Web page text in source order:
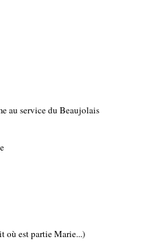
au service du Beaujolais
où est partie Marie...)